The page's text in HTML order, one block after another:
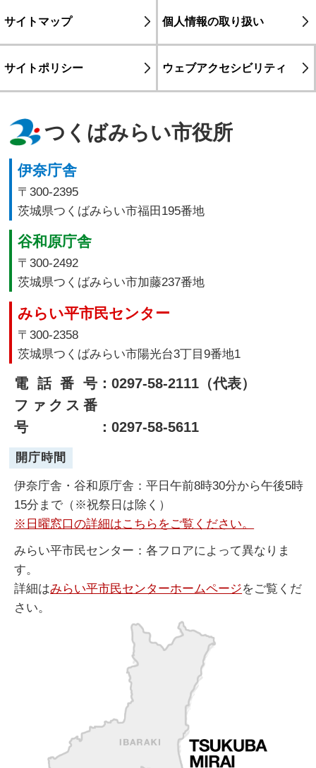
サイトマップ 個人情報の取り扱い
サイトポリシー ウェブアクセシビリティ
つくばみらい市役所
伊奈庁舎
〒300-2395
茨城県つくばみらい市福田195番地
谷和原庁舎
〒300-2492
茨城県つくばみらい市加藤237番地
みらい平市民センター
〒300-2358
茨城県つくばみらい市陽光台3丁目9番地1
電話番号：0297-58-2111（代表）
ファクス番
号
：0297-58-5611
開庁時間
伊奈庁舎・谷和原庁舎：平日午前8時30分から午後5時
15分まで（※祝祭日は除く）
※日曜窓口の詳細はこちらをご覧ください。
みらい平市民センター：各フロアによって異なりま
す。
詳細はみらい平市民センターホームページをご覧くだ
さい。